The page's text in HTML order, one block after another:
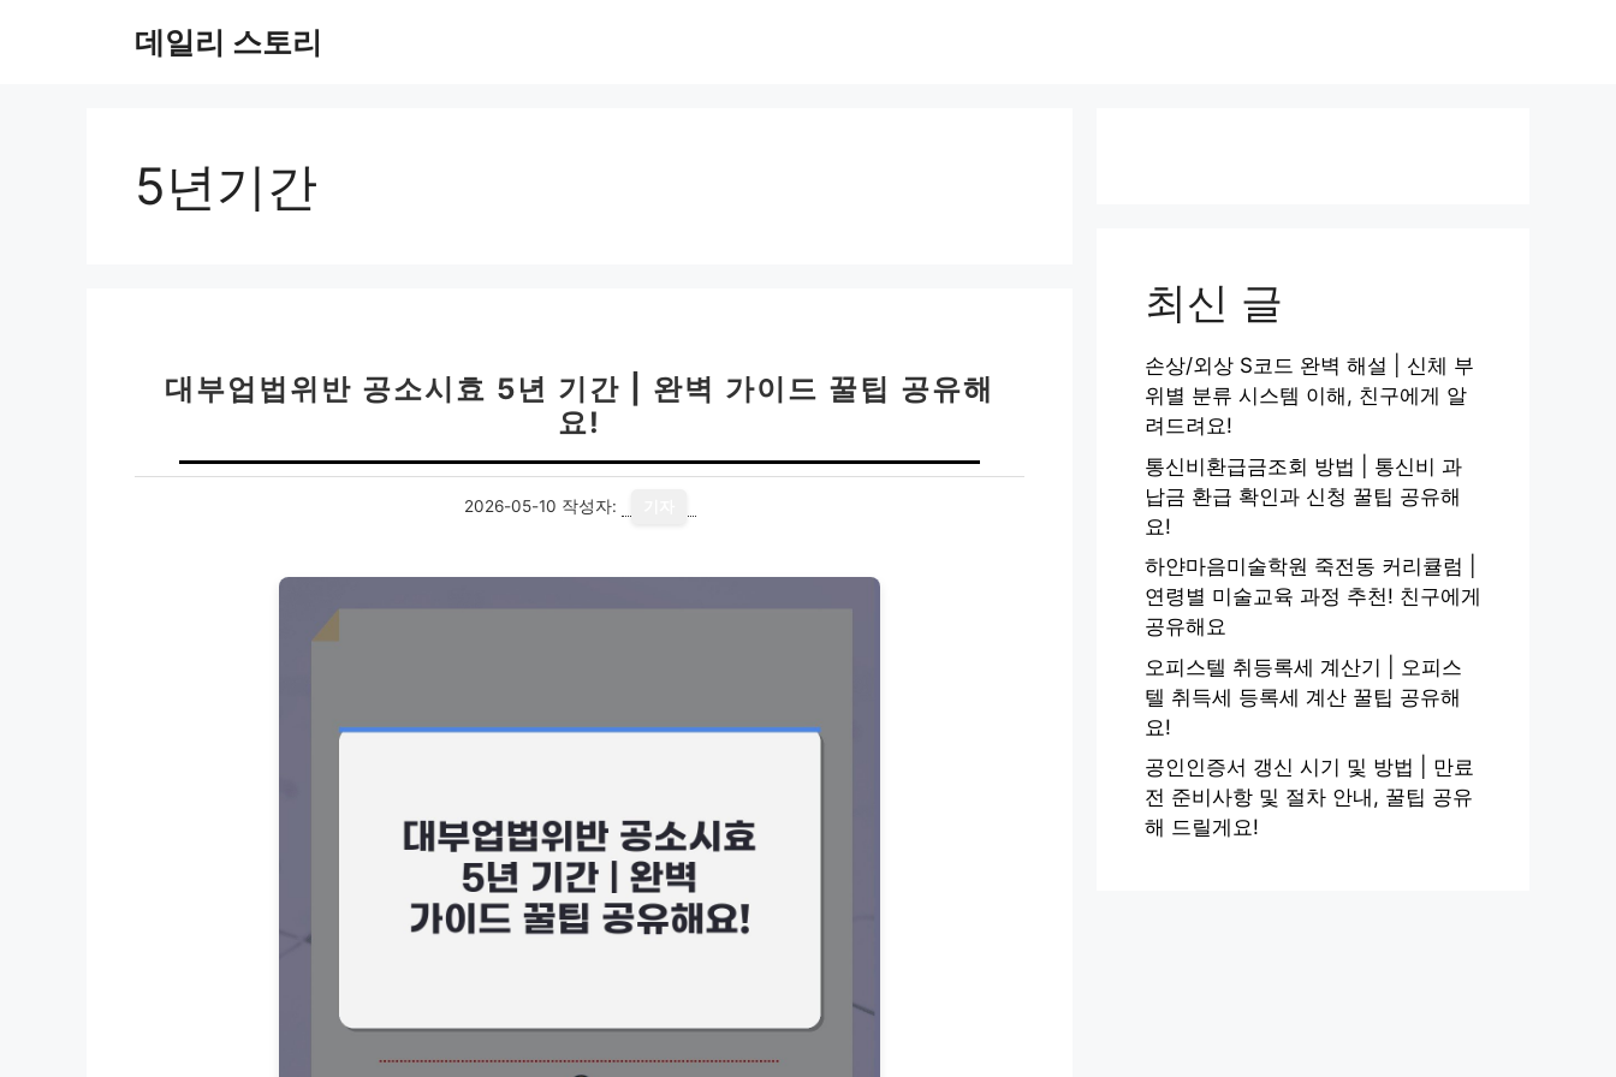
데일리 스토리
5년기간
대부업법위반 공소시효 5년 기간 | 완벽 가이드 꿀팁 공유해
요!
2026-05-10 작성자:
최신 글
손상/외상 S코드 완벽 해설 | 신체 부
위별 분류 시스템 이해, 친구에게 알
려드려요!
통신비환급금조회 방법 | 통신비 과
납금 환급 확인과 신청 꿀팁 공유해
요!
하얀마음미술학원 죽전동 커리큘럼 |
연령별 미술교육 과정 추천! 친구에게
공유해요
오피스텔 취등록세 계산기 | 오피스
텔 취득세 등록세 계산 꿀팁 공유해
요!
공인인증서 갱신 시기 및 방법 | 만료
전 준비사항 및 절차 안내, 꿀팁 공유
해 드릴게요!